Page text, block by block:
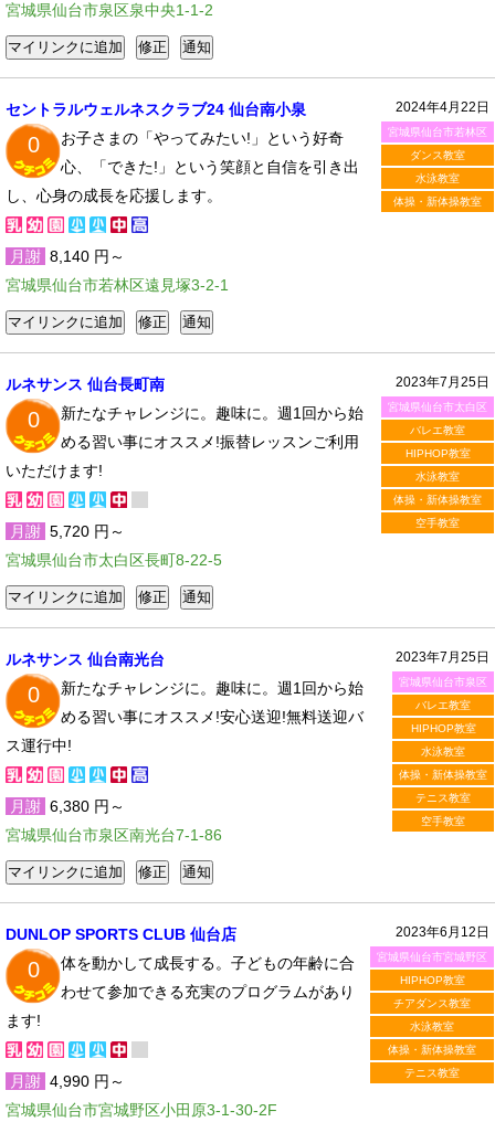
宮城県仙台市泉区泉中央1-1-2
2024年4月22日
宮城県仙台市若林区
ダンス教室
水泳教室
体操・新体操教室
セントラルウェルネスクラブ24 仙台南小泉
0
お子さまの「やってみたい!」という好奇
心、「できた!」という笑顔と自信を引き出
し、心身の成長を応援します。
月謝 8,140 円～
宮城県仙台市若林区遠見塚3-2-1
2023年7月25日
宮城県仙台市太白区
バレエ教室
HIPHOP教室
水泳教室
体操・新体操教室
空手教室
ルネサンス 仙台長町南
0
新たなチャレンジに。趣味に。週1回から始
める習い事にオススメ!振替レッスンご利用
いただけます!
月謝 5,720 円～
宮城県仙台市太白区長町8-22-5
2023年7月25日
宮城県仙台市泉区
バレエ教室
HIPHOP教室
水泳教室
体操・新体操教室
テニス教室
空手教室
ルネサンス 仙台南光台
0
新たなチャレンジに。趣味に。週1回から始
める習い事にオススメ!安心送迎!無料送迎バ
ス運行中!
月謝 6,380 円～
宮城県仙台市泉区南光台7-1-86
2023年6月12日
宮城県仙台市宮城野区
HIPHOP教室
チアダンス教室
水泳教室
体操・新体操教室
テニス教室
DUNLOP SPORTS CLUB 仙台店
0
体を動かして成長する。子どもの年齢に合
わせて参加できる充実のプログラムがあり
ます!
月謝 4,990 円～
宮城県仙台市宮城野区小田原3-1-30-2F